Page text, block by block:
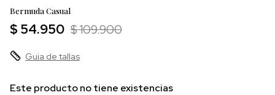
Bermuda Casual
$ 54.950 $ 109.900
Guia de tallas
Este producto no tiene existencias